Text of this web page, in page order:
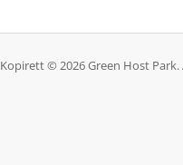
Kopirett © 2026 Green Host